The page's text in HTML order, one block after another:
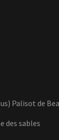
Palisot de
des sables